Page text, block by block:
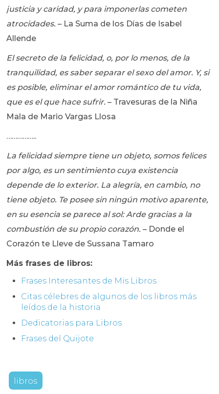
justicia y caridad, y para imponerlas cometen
atrocidades. – La Suma de los Días de Isabel
Allende
El secreto de la felicidad, o, por lo menos, de la
tranquilidad, es saber separar el sexo del amor. Y, si
es posible, eliminar el amor romántico de tu vida,
que es el que hace sufrir. – Travesuras de la Niña
Mala de Mario Vargas Llosa
……………..
La felicidad siempre tiene un objeto, somos felices
por algo, es un sentimiento cuya existencia
depende de lo exterior. La alegría, en cambio, no
tiene objeto. Te posee sin ningún motivo aparente,
en su esencia se parece al sol: Arde gracias a la
combustión de su propio corazón. – Donde el
Corazón te Lleve de Sussana Tamaro
Más frases de libros:
Frases Interesantes de Mis Libros
Citas célebres de algunos de los libros más
leídos de la historia
Dedicatorias para Libros
Frases del Quijote
libros